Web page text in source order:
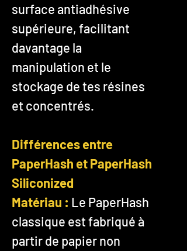
surface antiadhésive
supérieure, facilitant
davantage la
manipulation et le
stockage de tes résines
et concentrés.
Différences entre
PaperHash et PaperHash
Siliconized
Matériau : Le PaperHash
classique est fabriqué à
partir de papier non